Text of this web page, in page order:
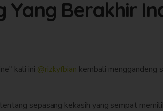
Yang Berakhir
kali ini @rizkyfbian kembali menggandeng
sepasang kekasih yang sempat